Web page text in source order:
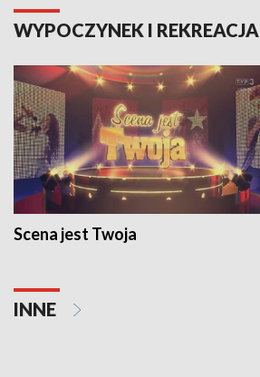
WYPOCZYNEK I REKREACJA
Scena jest Twoja
INNE